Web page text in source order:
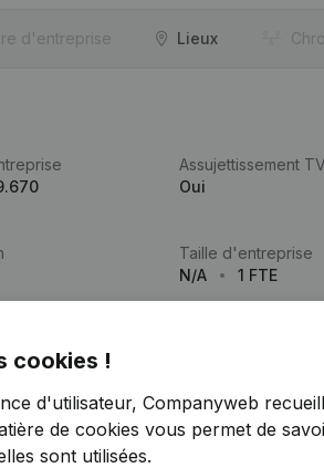
d'entreprise Lieux
Assujettissement
Oui
Taille d'entreprise
N/A
1 FTE
cookies !
d'utilisateur, Companyweb
de cookies vous permet de
sont utilisées.